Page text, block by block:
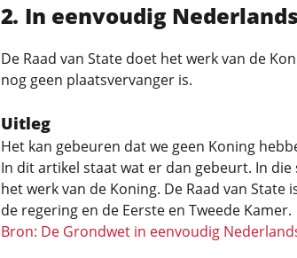
In eenvoudig Nederlands
De Raad van State doet het werk van de
nog geen plaatsvervanger is.
Uitleg
Het kan gebeuren dat we geen Koning
In dit artikel staat wat er dan gebeurt. In
het werk van de Koning. De Raad van State
de regering en de Eerste en Tweede Kamer.
Bron: De Grondwet in eenvoudig